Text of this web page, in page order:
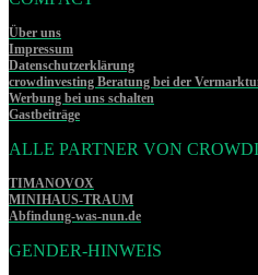
Über uns
Impressum
Datenschutzerklärung
crowdinvesting Beratung bei der
Werbung bei uns schalten
Gastbeiträge
ALLE PARTNER VON
TIMANOVOX
MINIHAUS-TRAUM
Abfindung-was-nun.de
GENDER-HINWEIS